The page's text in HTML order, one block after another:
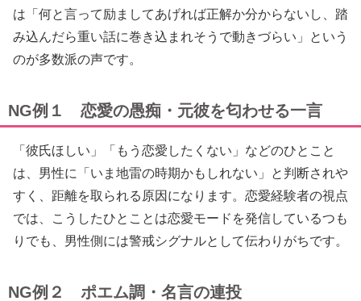
は「何と言って励ましてあげれば正解か分からないし、踏
み込んだら重い話に巻き込まれそうで動きづらい」という
のが多数派の声です。
NG例１ 恋愛の愚痴・元彼を匂わせる一言
「彼氏ほしい」「もう恋愛したくない」などのひとこと
は、男性に「いま地雷の時期かもしれない」と判断されや
すく、距離を取られる原因になります。恋愛経験者の視点
では、こうしたひとことは恋愛モードを発信しているつも
りでも、男性側には警戒シグナルとして伝わりがちです。
NG例２ ポエム調・名言の連投